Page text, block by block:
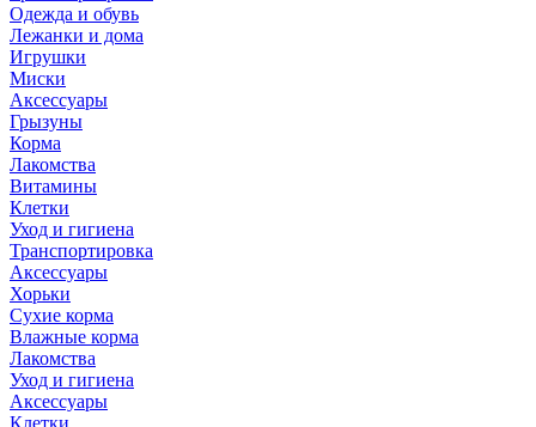
Одежда и обувь
Лежанки и дома
Игрушки
Миски
Аксессуары
Грызуны
Корма
Лакомства
Витамины
Клетки
Уход и гигиена
Транспортировка
Аксессуары
Хорьки
Сухие корма
Влажные корма
Лакомства
Уход и гигиена
Аксессуары
Клетки